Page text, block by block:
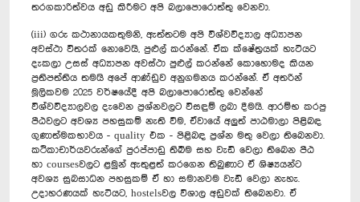
තරගකාරිත්වය අඩු කිරීමට අපි බලාපොරොත්තු වෙනවා.
(iii) ගරු කථානායකතුමනි, ඇත්තටම අපි විශ්වවිද්‍යාල අධ්‍යාපන
අවස්ථා විතරක් නොවෙයි, පුළුල් කරන්නේ. ඒක ක්ෂේත්‍රයක් හැටියට
දැකලා උසස් අධ්‍යාපන අවස්ථා පුළුල් කරන්නේ කොහොමද කියන
ප්‍රතිපත්තිය තමයි අපේ ආණ්ඩුව අනුගමනය කරන්නේ. ඒ අතරින්
මූලිකවම 2025 වර්ෂයේදී අපි බලාපොරොත්තු වෙන්නේ
විශ්වවිද්‍යාලවල දැවෙන ප්‍රශ්නවලට විසඳුම් ලබා දීමයි. ආරම්භ කරපු
පීඨවලට අවශ්‍ය පහසුකම් නැති වීම, ඒවායේ අලුත් පාඨමාලා පිළිබඳ
‍ගුණාත්මකභාවය - quality එක - පිළිබඳ ප්‍රශ්න මතු වෙලා තිබෙනවා.
කථිකාචාර්යවරුන්ගේ පුරප්පාඩු තිබීම සහ වැඩි වෙලා තිබෙන පීඨ
හා coursesවලට ළමුන් ඇතුළත් කරගෙන තිබුණාට ඒ ශිෂ්‍යයන්ට
අවශ්‍ය සුබසාධන පහසුකම් ඒ හා සමානවම වැඩි වෙලා නැහැ.
උදාහරණයක් හැටියට, hostelsවල විශාල අඩුවක් තිබෙනවා. ඒ